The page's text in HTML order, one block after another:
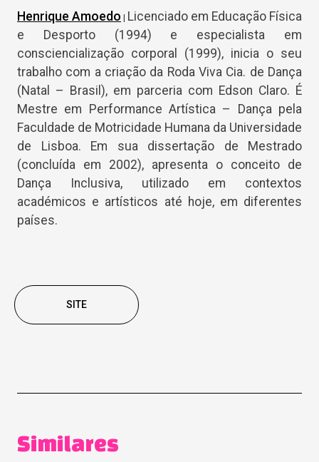
Henrique Amoedo | Licenciado em Educação Física
e Desporto (1994) e especialista em
consciencialização corporal (1999), inicia o seu
trabalho com a criação da Roda Viva Cia. de Dança
(Natal – Brasil), em parceria com Edson Claro. É
Mestre em Performance Artística – Dança pela
Faculdade de Motricidade Humana da Universidade
de Lisboa. Em sua dissertação de Mestrado
(concluída em 2002), apresenta o conceito de
Dança Inclusiva, utilizado em contextos
académicos e artísticos até hoje, em diferentes
países.
SITE
Similares